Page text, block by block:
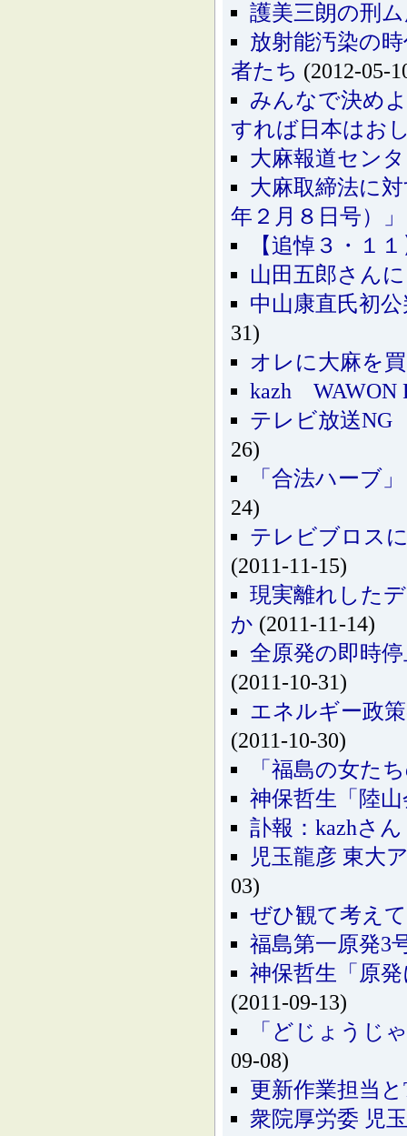
護美三朗の刑
放射能汚染の
者たち (2012-05-
みんなで決め
すれば日本はお
大麻報道セン
大麻取締法に
年２月８日号）
【追悼３・１
山田五郎さん
中山康直氏初
31)
オレに大麻を
kazh WAWON
テレビ放送NG
26)
「合法ハーブ
24)
テレビブロス
(2011-11-15)
現実離れした
か (2011-11-14)
全原発の即時
(2011-10-31)
エネルギー政
(2011-10-30)
「福島の女た
神保哲生「陸
訃報：kazhさん
児玉龍彦 東大
03)
ぜひ観て考え
福島第一原発3
神保哲生「原
(2011-09-13)
「どじょうじ
09-08)
更新作業担当
衆院厚労委 児